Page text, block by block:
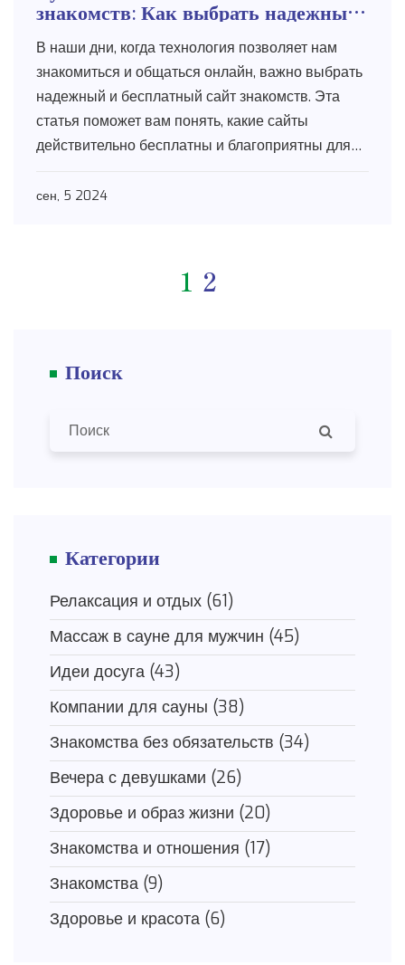
знакомств: Как выбрать надежный
В наши дни, когда технология позволяет нам
знакомиться и общаться онлайн, важно выбрать
надежный и бесплатный сайт знакомств. Эта
статья поможет вам понять, какие сайты
действительно бесплатны и благоприятны для
сен, 5 2024
1 2
Поиск
Категории
Релаксация и отдых (61)
Массаж в сауне для мужчин (45)
Идеи досуга (43)
Компании для сауны (38)
Знакомства без обязательств (34)
Вечера с девушками (26)
Здоровье и образ жизни (20)
Знакомства и отношения (17)
Знакомства (9)
Здоровье и красота (6)